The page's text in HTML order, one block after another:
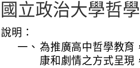
國立政治大學哲
說明：
一、 為推廣高中哲學教育
康和劇情之方式呈現